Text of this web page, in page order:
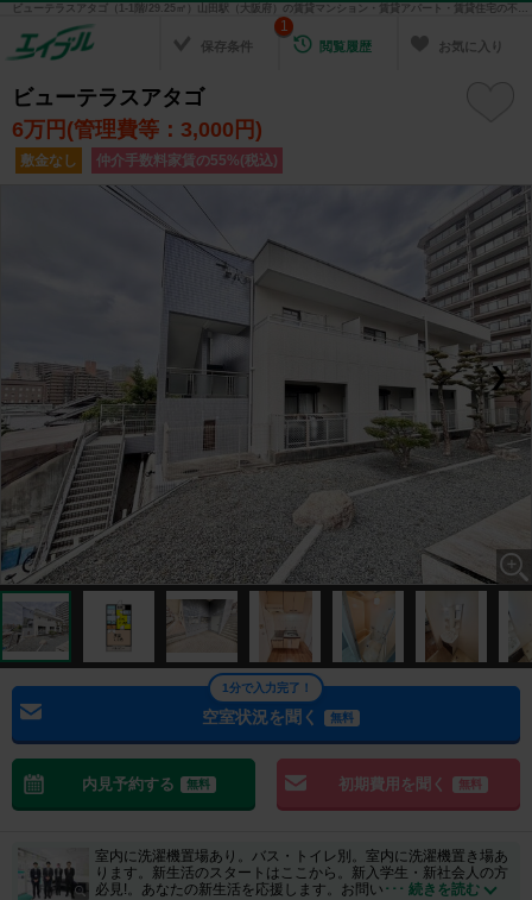
ビューテラスアタゴ（1-1階/29.25㎡）山田駅（大阪府）の賃貸マンション・賃貸アパート・賃貸住宅の不動産情報を検索！ 不動産賃貸の物件探しは、お部屋探しのエイブル
保存条件 閲覧履歴
1
お気に入り
ビューテラスアタゴ
6万円(管理費等：3,000円)
敷金なし 仲介手数料家賃の55%(税込)
空室状況を聞く 無料
1分で入力完了！
内見予約する 無料 初期費用を聞く 無料
室内に洗濯機置場あり。バス・トイレ別。室内に洗濯機置き場あ
ります。新生活のスタートはここから。新入学生・新社会人の方
必見!。あなたの新生活を応援します。お問い ･･･ 続きを読む